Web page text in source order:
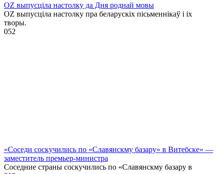
OZ выпусціла настолку да Дня роднай мовы
OZ выпусціла настолку пра беларускіх пісьменнікаў і іх
творы.
052
«Соседи соскучились по «Славянскму базару» в Витебске» —
заместитель премьер-министра
Соседние страны соскучились по «Славянскму базару в